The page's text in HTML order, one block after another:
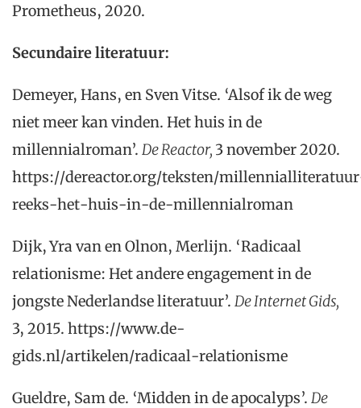
Prometheus, 2020.
Secundaire literatuur:
Demeyer, Hans, en Sven Vitse. ‘Alsof ik de weg
niet meer kan vinden. Het huis in de
millennialroman’. De Reactor, 3 november 2020.
https://dereactor.org/teksten/
reeks-het-huis-in-de-millennialroman
Dijk, Yra van en Olnon, Merlijn. ‘Radicaal
relationisme: Het andere engagement in de
jongste Nederlandse literatuur’. De Internet Gids,
3, 2015. https://www.de-
gids.nl/artikelen/radicaal-relationisme
Gueldre, Sam de. ‘Midden in de apocalyps’. De